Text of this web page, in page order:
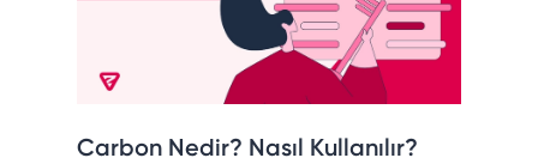
Carbon Nedir? Nasıl Kullanılır?